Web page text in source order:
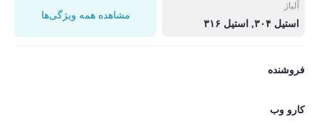
آلیاژ
استیل ۳۰۴, استیل ۳۱۶
مشاهده همه ویژگی‌ها
فروشنده
کارو وب